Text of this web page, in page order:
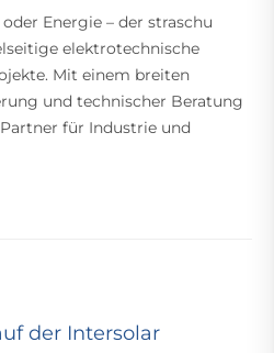
Energie – der straschu
elektrotechnische
Mit einem breiten
und technischer Beratung
für Industrie und
der Intersolar